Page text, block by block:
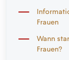
Frauen
Wann
Frauen?